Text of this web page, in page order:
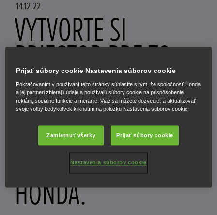
14.12.22
VYTVORTE SI
PRIESTOR PRE TO,
ČO MÁTE SKUTOČNE
RADI, S
ELEKTRIFIKOVANÝM
RADOM VOZIDIEL
HONDA.
Prijať súbory cookie Nastavenia súborov cookie
Pokračovaním v používaní tejto stránky súhlasíte s tým, že spoločnosť Honda
a jej partneri zbierajú údaje a používajú súbory cookie na prispôsobenie
reklám, sociálne funkcie a meranie. Viac sa môžete dozvedieť a aktualizovať
svoje voľby kedykoľvek kliknutím na položku Nastavenia súborov cookie.
Zamietnuť všetky Prijať súbory cookie
Nastavenia súborov cookie